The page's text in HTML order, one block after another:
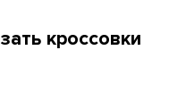
кроссовки